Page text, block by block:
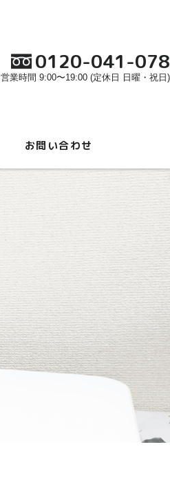
0120-041-078
営業時間 9:00〜19:00 (定休日 日曜・祝日)
お問い合わせ